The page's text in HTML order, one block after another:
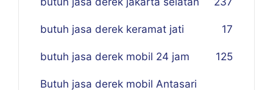
butuh jasa derek keramat jati 17
butuh jasa derek mobil 24 jam 125
Butuh jasa derek mobil Antasari